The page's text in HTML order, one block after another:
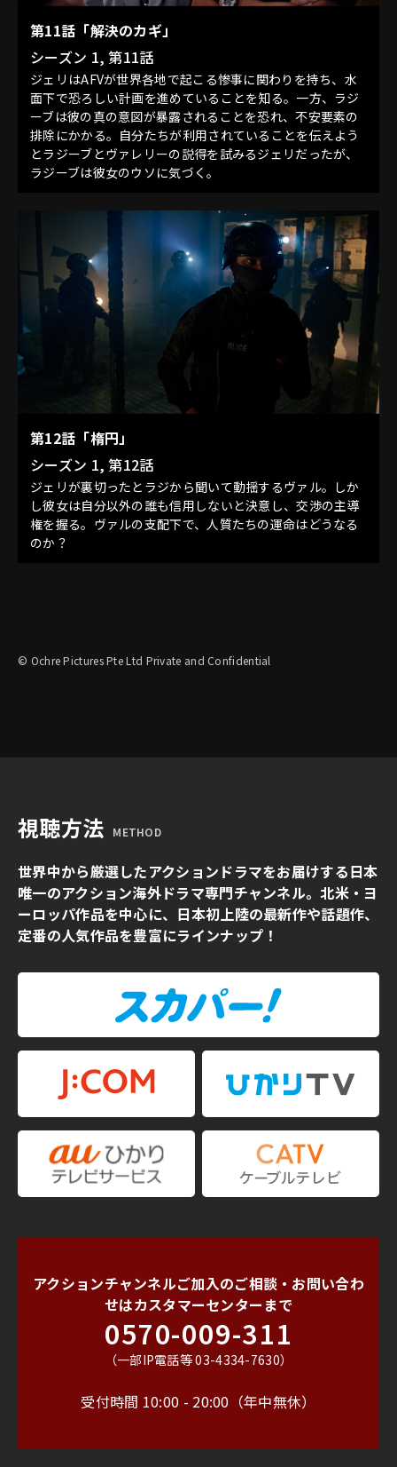
第11話「解決のカギ」
シーズン 1, 第11話
ジェリはAFVが世界各地で起こる惨事に関わりを持ち、水
面下で恐ろしい計画を進めていることを知る。一方、ラジ
ーブは彼の真の意図が暴露されることを恐れ、不安要素の
排除にかかる。自分たちが利用されていることを伝えよう
とラジーブとヴァレリーの説得を試みるジェリだったが、
ラジーブは彼女のウソに気づく。
第12話「楕円」
シーズン 1, 第12話
ジェリが裏切ったとラジから聞いて動揺するヴァル。しか
し彼女は自分以外の誰も信用しないと決意し、交渉の主導
権を握る。ヴァルの支配下で、人質たちの運命はどうなる
のか？
© Ochre Pictures Pte Ltd Private and Confidential
視聴方法 METHOD
世界中から厳選したアクションドラマをお届けする日本
唯一のアクション海外ドラマ専門チャンネル。北米・ヨ
ーロッパ作品を中心に、日本初上陸の最新作や話題作、
定番の人気作品を豊富にラインナップ！
アクションチャンネルご加入のご相談・お問い合わ
せはカスタマーセンターまで
0570-009-311
（一部IP電話等 03-4334-7630）
受付時間 10:00 - 20:00（年中無休）